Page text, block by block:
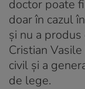
doctor poate
doar în cazul
și nu a produs
Cristian
civil și a
de lege.